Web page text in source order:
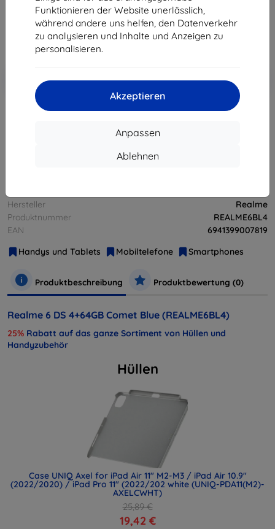
Funktionieren der Website unerlässlich,
während andere uns helfen, den Datenverkehr
zu analysieren und Inhalte und Anzeigen zu
personalisieren.
Akzeptieren
Anpassen
Ablehnen
234,81 €
ohne MWSt 197,32 €
EXTRA10
Warenkorb
Hersteller
Realme
Produktnummer
REALME6BL4
EAN
6941399007819
Handys und Tablets
Mobiltelefone Smartphones
Produktbeschreibung Produktbewertung (0)
Realme 6 DS 4+64GB Comet Blue (REALME6BL4)
25% Rabatt auf das ganze Sortiment von Hüllen und
Handyzubehör
Hüllen
Case UNIQ Axel for iPad Air 11" M2-M3 / iPad Air 10.9"
(2022/2020) / iPad Pro 11" (2022/202 white (UNIQ-PDA11(M2)-
AXELCWHT)
25,89 €
19,42 €